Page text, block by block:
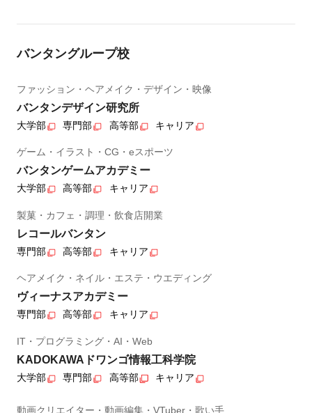
バンタングループ校
ファッション・ヘアメイク・デザイン・映像
バンタンデザイン研究所
大学部 専門部 高等部 キャリア
ゲーム・イラスト・CG・eスポーツ
バンタンゲームアカデミー
大学部 高等部 キャリア
製菓・カフェ・調理・飲食店開業
レコールバンタン
専門部 高等部 キャリア
ヘアメイク・ネイル・エステ・ウエディング
ヴィーナスアカデミー
専門部 高等部 キャリア
IT・プログラミング・AI・Web
KADOKAWAドワンゴ情報工科学院
大学部 専門部 高等部 キャリア
動画クリエイター・動画編集・VTuber・歌い手